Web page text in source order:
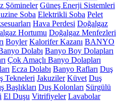
Şömineler Güneş Enerji Sistemleri
Soba Elektrikli Soba Pelet
Hava Perdesi Doğalgaz
Hortumu Doğalgaz Menfezleri
Boyler Kalorifer Kazanı BANYO
Dolabı Banyo Boy Dolapları
Çok Amaçlı Banyo Dolapları
Ecza Dolabı Banyo Rafları Duş
Tekneleri Jakuziler Küvet Duş
Başlıkları Duş Kolonları Sürgülü
El Duşu Vitrifiyeler Lavabolar